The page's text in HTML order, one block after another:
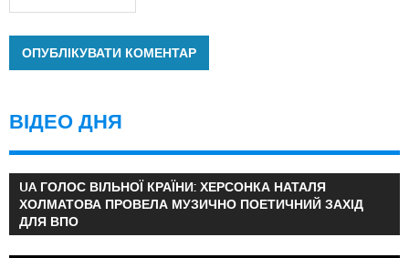
ВІДЕО ДНЯ
UA ГОЛОС ВІЛЬНОЇ КРАЇНИ: ХЕРСОНКА НАТАЛЯ
ХОЛМАТОВА ПРОВЕЛА МУЗИЧНО ПОЕТИЧНИЙ ЗАХІД
ДЛЯ ВПО